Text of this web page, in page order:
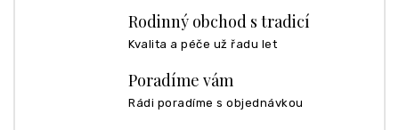
Rodinný obchod s tradicí
Kvalita a péče už řadu let
Poradíme vám
Rádi poradíme s objednávkou